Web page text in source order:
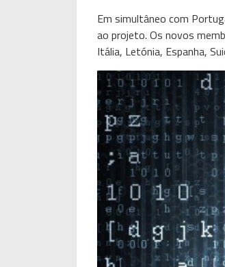
Em simultâneo com
ao projeto. Os novos
Itália, Letónia, Espanha,